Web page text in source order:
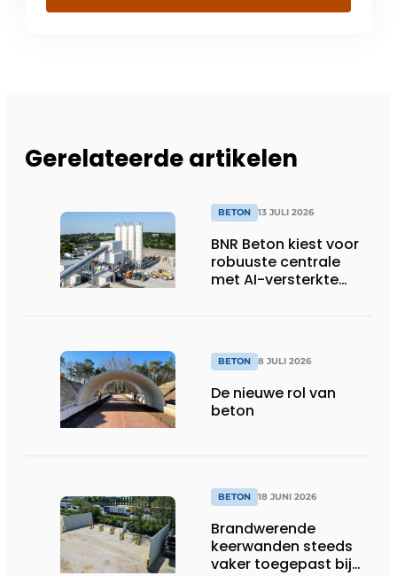
Gerelateerde artikelen
BETON 13 JULI 2026
BNR Beton kiest voor
robuuste centrale
met AI-versterkte
BETON 8 JULI 2026
De nieuwe rol van
beton
BETON 18 JUNI 2026
Brandwerende
keerwanden steeds
vaker toegepast bij